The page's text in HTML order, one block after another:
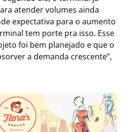
atender volumes ainda
expectativa para o aumento
tem porte pra isso. Esse
foi bem planejado e que o
a demanda crescente”,